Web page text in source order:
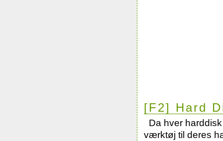
[F2] Hard
Da hver
værktøj til deres